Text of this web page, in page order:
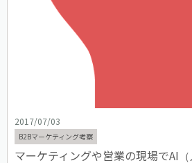
2017/07/03
B2Bマーケティング考察
マーケティングや営業の現場でAI